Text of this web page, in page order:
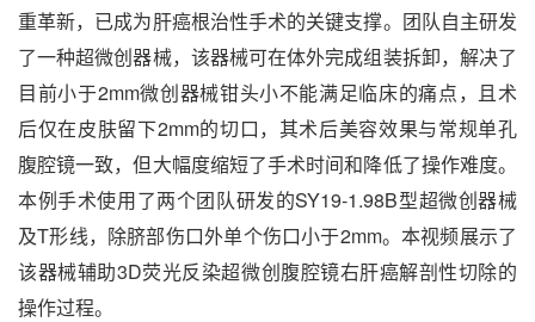
重革新，已成为肝癌根治性手术的关键支撑。团队自主研发
了一种超微创器械，该器械可在体外完成组装拆卸，解决了
目前小于2mm微创器械钳头小不能满足临床的痛点，且术
后仅在皮肤留下2mm的切口，其术后美容效果与常规单孔
腹腔镜一致，但大幅度缩短了手术时间和降低了操作难度。
本例手术使用了两个团队研发的SY19-1.98B型超微创器械
及T形线，除脐部伤口外单个伤口小于2mm。本视频展示了
该器械辅助3D荧光反染超微创腹腔镜右肝癌解剖性切除的
操作过程。